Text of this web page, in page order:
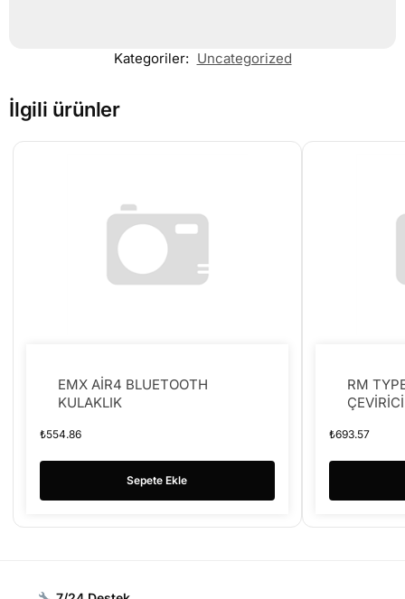
Kategoriler: Uncategorized
İlgili ürünler
EMX AİR4 BLUETOOTH
KULAKLIK
₺554.86
Sepete Ekle
RM
ÇEVİRİCİ
₺693.57